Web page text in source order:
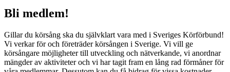
Bli medlem!
Gillar du körsång ska du självklart vara med i Sveriges Körförbund!
Vi verkar för och företräder körsången i Sverige. Vi vill ge
körsångare möjligheter till utveckling och nätverkande, vi anordnar
mängder av aktiviteter och vi har tagit fram en lång rad förmåner för